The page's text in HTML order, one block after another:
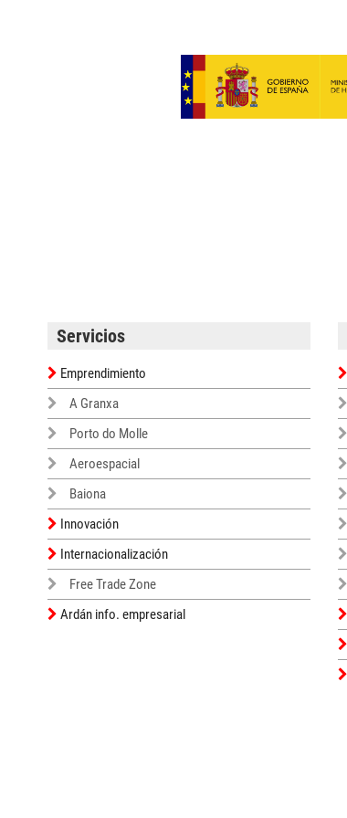
Servicios
Emprendimiento
A Granxa
Porto do Molle
Aeroespacial
Baiona
Innovación
Internacionalización
Free Trade Zone
Ardán info. empresarial